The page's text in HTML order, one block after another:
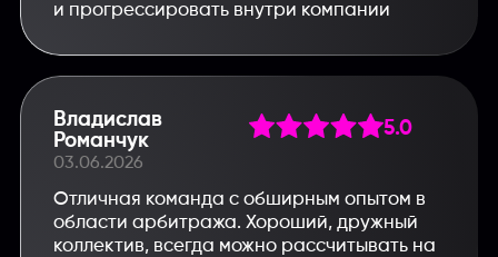
и прогрессировать внутри компании
Владислав
Романчук
03.06.2026
5.0
Отличная команда с обширным опытом в
области арбитража. Хороший, дружный
коллектив, всегда можно рассчитывать на